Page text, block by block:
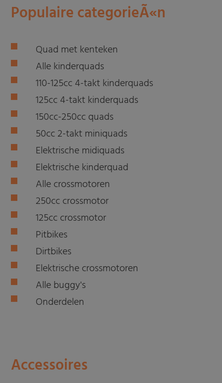
Populaire categorieÃ«n
Quad met kenteken
Alle kinderquads
110-125cc 4-takt kinderquads
125cc 4-takt kinderquads
150cc-250cc quads
50cc 2-takt miniquads
Elektrische midiquads
Elektrische kinderquad
Alle crossmotoren
250cc crossmotor
125cc crossmotor
Pitbikes
Dirtbikes
Elektrische crossmotoren
Alle buggy's
Onderdelen
Accessoires